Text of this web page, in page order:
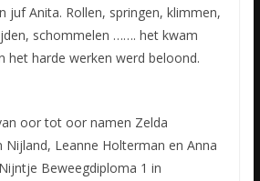
juf Anita. Rollen, springen, klimmen,
schommelen ……. het kwam
het harde werken werd beloond.
oor tot oor namen Zelda
Nijland, Leanne Holterman en Anna
Beweegdiploma 1 in